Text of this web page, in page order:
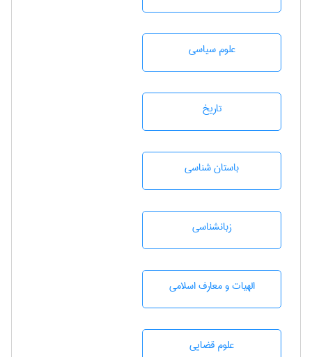
علوم سياسی
تاريخ
باستان شناسی
زبانشناسی
الهیات و معارف اسلامی
علوم قضایی